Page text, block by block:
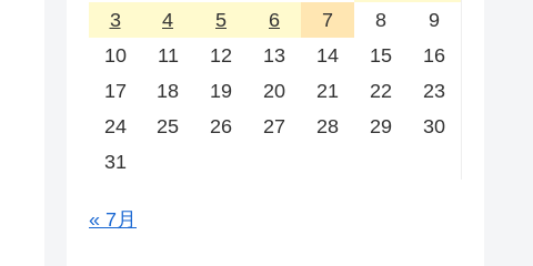
3
4 5 6 7 8
9
10
11 12 13 14 15
16
17
18 19 20 21 22
23
24
25 26 27 28 29
30
31
« 7月